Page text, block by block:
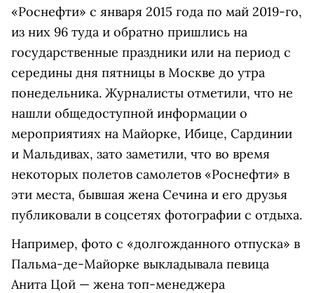
«Роснефти» с января 2015 года по май 2019-го,
из них 96 туда и обратно пришлись на
государственные праздники или на период с
середины дня пятницы в Москве до утра
понедельника. Журналисты отметили, что не
нашли общедоступной информации о
мероприятиях на Майорке, Ибице, Сардинии
и Мальдивах, зато заметили, что во время
некоторых полетов самолетов «Роснефти» в
эти места, бывшая жена Сечина и его друзья
публиковали в соцсетях фотографии с отдыха.
Например, фото с «долгожданного отпуска» в
Пальма-де-Майорке выкладывала певица
Анита Цой — жена топ-менеджера